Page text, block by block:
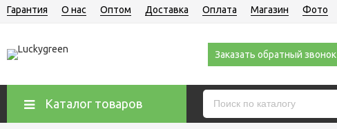
Гарантия О нас Оптом Доставка Оплата Магазин Фото
Заказать обратный звонок
Каталог товаров